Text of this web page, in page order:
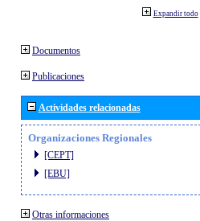
Expandir todo
Documentos
Publicaciones
Actividades relacionadas
Organizaciones Regionales
[CEPT]
[EBU]
Otras informaciones